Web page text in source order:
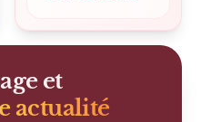
et
actualité